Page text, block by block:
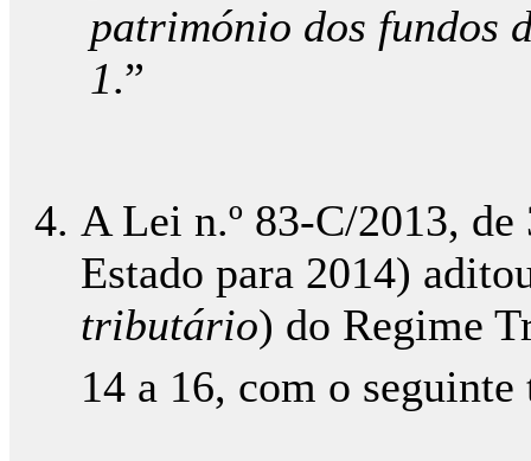
património dos fundos
1.”
A Lei n.º 83-C/2013,
Estado para 2014)
tributário) do Regime
14 a 16, com o